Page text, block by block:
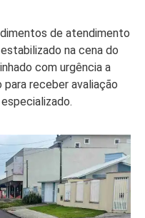
de atendimento
na cena do
com urgência a
para receber avaliação